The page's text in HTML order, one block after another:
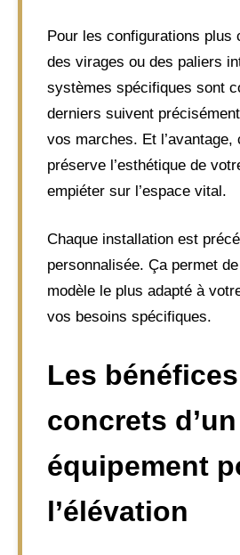
Pour les configurations plus
des virages ou des paliers
systèmes spécifiques sont
derniers suivent
vos marches. Et l’avantage,
préserve l’esthétique de
empiéter sur l’espace vital.
Chaque installation est
personnalisée. Ça permet
modèle le plus adapté à
vos besoins spécifiques.
Les bénéfices
concrets d’un
équipement
l’élévation